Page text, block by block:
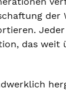
der
das weit